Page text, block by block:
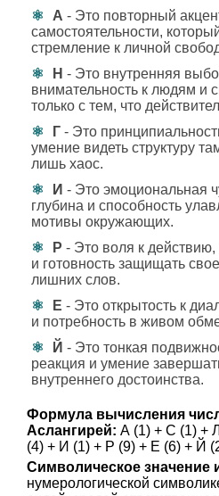
А - Это повторный
самостоятельности,
стремление к личной
Н - Это внутренняя
внимательность к людям и
только с тем, что
Г - Это
умение видеть структуру
лишь хаос.
И - Это эмоциональная
глубина и способность
мотивы окружающих.
Р - Это воля к
и готовность защищать
лишних слов.
Е - Это открытость к
и потребность в живом
Й - Это тонкая
реакция и умение
внутреннего достоинства.
Формула вычисления
Аслангирей: А (1) + С (1) +
(4) + И (1) + Р (9) + Е (6) + Й
Символическое значение
нумерологической